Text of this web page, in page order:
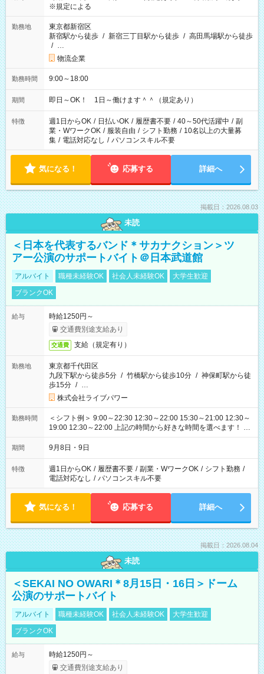
※規定による
勤務地
東京都新宿区
新宿駅から徒歩 / 新宿三丁目駅から徒歩 / 高田馬場駅から徒歩
/ …
物流企業
勤務時間 9:00～18:00
期間 即日～OK！ 1日～働けます＾＾（規定あり）
特徴 週1日からOK / 日払いOK / 履歴書不要 / 40～50代活躍中 / 副
業・WワークOK / 服装自由 / シフト勤務 / 10名以上の大量募
集 / 電話対応なし / パソコンスキル不要
気になる！ 応募する 詳細へ
掲載日：2026.08.03
未読
＜日本を代表するバンド＊サカナクション＞ツ
アー公演のサポートバイト＠日本武道館
アルバイト 職種未経験OK 社会人未経験OK
大学生歓迎
ブランクOK
給与
時給1250円～
交通費別途支給あり
交通費 支給（規定有り）
勤務地
東京都千代田区
九段下駅から徒歩5分 / 竹橋駅から徒歩10分 / 神保町駅から徒
歩15分 / …
株式会社ライブパワー
勤務時間
＜シフト例＞ 9:00～22:30 12:30～22:00 15:30～21:00 12:30～
19:00 12:30～22:00 上記の時間から好きな時間を選べます！ ※
時間は変更となる可能性があります
期間 9月8日・9日
特徴 週1日からOK / 履歴書不要 / 副業・WワークOK / シフト勤務 /
電話対応なし / パソコンスキル不要
気になる！ 応募する 詳細へ
掲載日：2026.08.04
未読
＜SEKAI NO OWARI＊8月15日・16日＞ドーム
公演のサポートバイト
アルバイト 職種未経験OK 社会人未経験OK
大学生歓迎
ブランクOK
給与
時給1250円～
交通費別途支給あり